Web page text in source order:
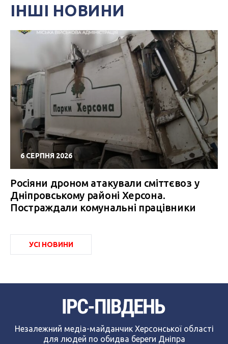
ІНШІ НОВИНИ
6 СЕРПНЯ 2026
Росіяни дроном атакували сміттєвоз у
Дніпровському районі Херсона.
Постраждали комунальні працівники
УСІ НОВИНИ
Незалежний медіа-майданчик Херсонської області
для людей по обидва береги Дніпра